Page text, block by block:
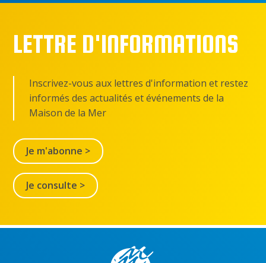
LETTRE D'INFORMATIONS
Inscrivez-vous aux lettres d'information et restez
informés des actualités et événements de la
Maison de la Mer
Je m'abonne >
Je consulte >